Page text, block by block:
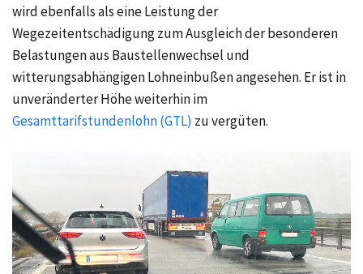
wird ebenfalls als eine Leistung der
Wegezeitentschädigung zum Ausgleich der besonderen
Belastungen aus Baustellenwechsel und
witterungsabhängigen Lohneinbußen angesehen. Er ist in
unveränderter Höhe weiterhin im
Gesamttarifstundenlohn (GTL) zu vergüten.